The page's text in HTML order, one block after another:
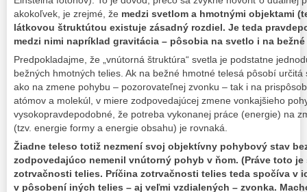
akokoľvek, je zrejmé, že medzi svetlom a hmotnými objektami
látkovou štruktútou existuje zásadný rozdiel. Je teda
medzi nimi napríklad gravitácia – pôsobia na svetlo i na bežné
Predpokladajme, že „vnútorná štruktúra“ svetla je podstatne
bežných hmotných telies. Ak na bežné hmotné telesá pôsobí
ako na zmene pohybu – pozorovateľnej zvonku – tak i na
atómov a molekúl, v miere zodpovedajúcej zmene vonkajšieho
vysokopravdepodobné, že potreba vykonanej práce (energie) na
(tzv. energie formy a energie obsahu) je rovnaká.
Žiadne teleso totiž nezmení svoj objektívny pohybový stav
zodpovedajúco nemenil vnútorný pohyb v ňom. (Práve toto
zotrvačnosti telies. Príčina zotrvačnosti telies teda spočíva v
v pôsobení iných telies – aj veľmi vzdialených – zvonka.